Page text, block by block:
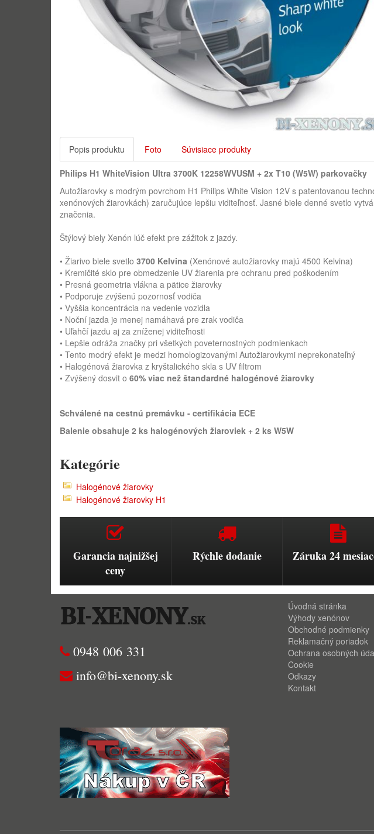
Popis produktu Foto Súvisiace produkty
Philips H1 WhiteVision Ultra 3700K 12258WVUSM + 2x T10 (W5W) parkovačky
Autožiarovky s modrým povrchom H1 Philips White Vision 12V s patentovanou
xenónových žiarovkách) zaručujúce lepšiu viditeľnosť. Jasné biele denné svetlo
značenia.
Štýlový biely Xenón lúč efekt pre zážitok z jazdy.
• Žiarivo biele svetlo 3700 Kelvina (Xenónové autožiarovky majú 4500 Kelvina)
• Kremičité sklo pre obmedzenie UV žiarenia pre ochranu pred poškodením
• Presná geometria vlákna a pätice žiarovky
• Podporuje zvýšenú pozornosť vodiča
• Vyššia koncentrácia na vedenie vozidla
• Noční jazda je menej namáhavá pre zrak vodiča
• Uľahčí jazdu aj za zníženej viditeľnosti
• Lepšie odráža značky pri všetkých poveternostných podmienkach
• Tento modrý efekt je medzi homologizovanými Autožiarovkymi neprekonateľný
• Halogénová žiarovka z kryštalického skla s UV filtrom
• Zvýšený dosvit o 60% viac než štandardné halogénové žiarovky
Schválené na cestnú premávku - certifikácia ECE
Balenie obsahuje 2 ks halogénových žiaroviek + 2 ks W5W
Kategórie
Halogénové žiarovky
Halogénové žiarovky H1
Garancia najnižšej
ceny
Rýchle dodanie Záruka 24
0948 006 331
info@bi-xenony.sk
Úvodná stránka
Výhody xenónov
Obchodné podmienky
Reklamačný poriadok
Ochrana osobných
Cookie
Odkazy
Kontakt